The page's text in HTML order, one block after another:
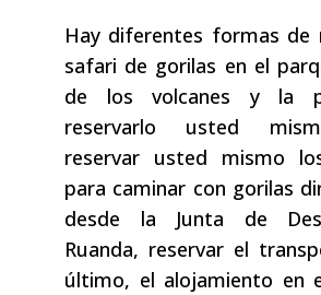
Hay diferentes formas de
safari de gorilas en el
de los volcanes y la
reservarlo usted
reservar usted mismo
para caminar con gorilas
desde la Junta de
Ruanda, reservar el
último, el alojamiento en